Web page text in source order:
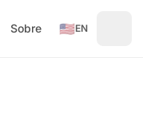
Sobre 🇺🇸EN